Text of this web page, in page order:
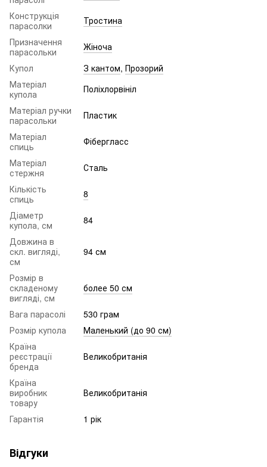
Конструкція
парасолки
Тростина
Призначення
парасольки
Жіноча
Купол
З кантом, Прозорий
Матеріал
купола
Поліхлорвініл
Матеріал ручки
парасольки
Пластик
Матеріал
спиць
Фібергласс
Матеріал
стержня
Сталь
Кількість
спиць
8
Діаметр
купола, см
84
Довжина в
скл. вигляді,
см
94 см
Розмір в
складеному
вигляді, см
более 50 см
Вага парасолі
530 грам
Розмір купола
Маленький (до 90 см)
Країна
реєстрації
бренда
Великобританія
Країна
виробник
товару
Великобританія
Гарантія 1 рік
Відгуки